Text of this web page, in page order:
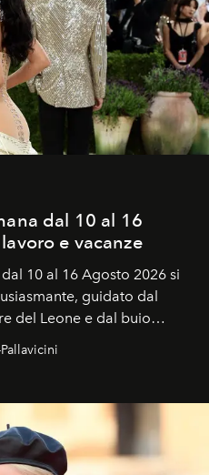
dal 10 al 16
e vacanze
10 al 16 Agosto 2026 si
guidato dal
del Leone e dal buio
in Leone del 12 agosto,